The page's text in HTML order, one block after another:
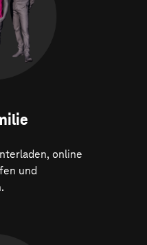
online
und